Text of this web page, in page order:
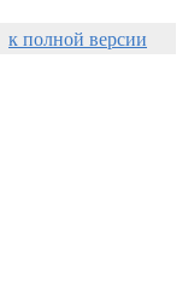
к полной версии